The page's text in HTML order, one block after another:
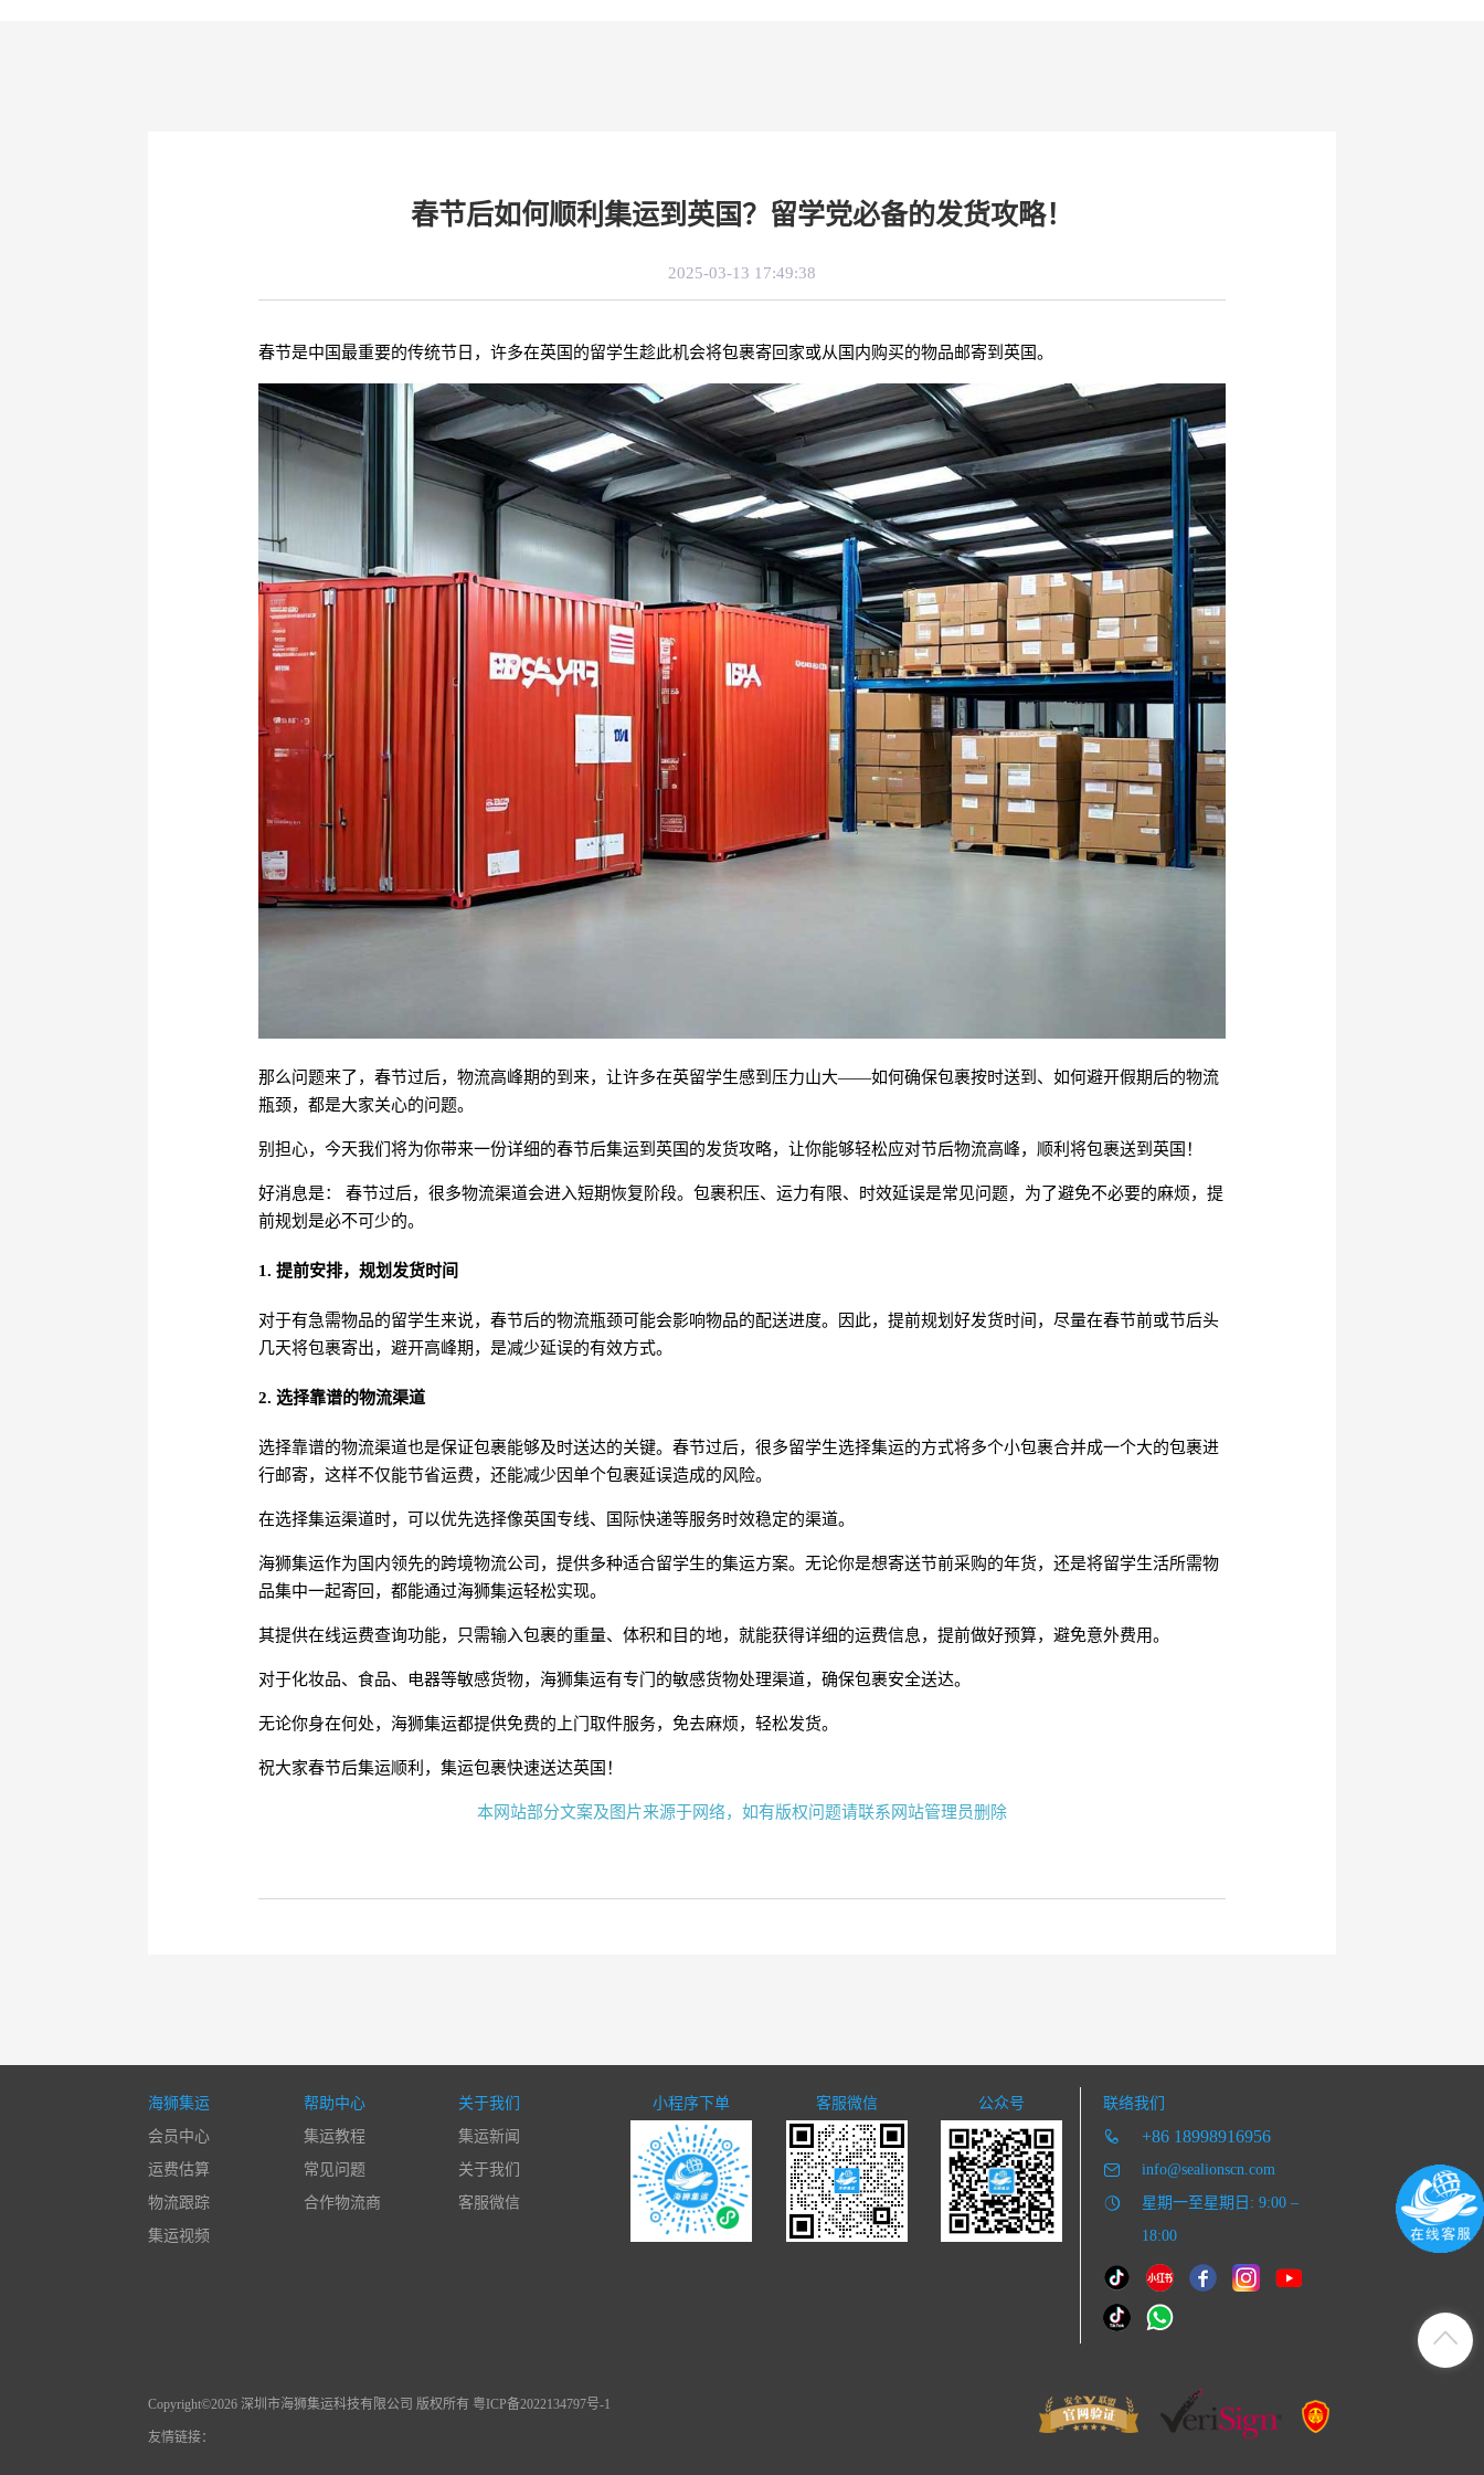
春节后如何顺利集运到英国？留学党必备的发货攻略！
2025-03-13 17:49:38
春节是中国最重要的传统节日，许多在英国的留学生趁此机会将包裹寄回家或从国内购买的物品邮寄到英国。
那么问题来了，春节过后，物流高峰期的到来，让许多在英留学生感到压力山大——如何确保包裹按时送到、如何避开假期后的物流
瓶颈，都是大家关心的问题。
别担心，今天我们将为你带来一份详细的春节后集运到英国的发货攻略，让你能够轻松应对节后物流高峰，顺利将包裹送到英国！
好消息是： 春节过后，很多物流渠道会进入短期恢复阶段。包裹积压、运力有限、时效延误是常见问题，为了避免不必要的麻烦，提
前规划是必不可少的。
1. 提前安排，规划发货时间
对于有急需物品的留学生来说，春节后的物流瓶颈可能会影响物品的配送进度。因此，提前规划好发货时间，尽量在春节前或节后头
几天将包裹寄出，避开高峰期，是减少延误的有效方式。
2. 选择靠谱的物流渠道
选择靠谱的物流渠道也是保证包裹能够及时送达的关键。春节过后，很多留学生选择集运的方式将多个小包裹合并成一个大的包裹进
行邮寄，这样不仅能节省运费，还能减少因单个包裹延误造成的风险。
在选择集运渠道时，可以优先选择像英国专线、国际快递等服务时效稳定的渠道。
海狮集运作为国内领先的跨境物流公司，提供多种适合留学生的集运方案。无论你是想寄送节前采购的年货，还是将留学生活所需物
品集中一起寄回，都能通过海狮集运轻松实现。
其提供在线运费查询功能，只需输入包裹的重量、体积和目的地，就能获得详细的运费信息，提前做好预算，避免意外费用。
对于化妆品、食品、电器等敏感货物，海狮集运有专门的敏感货物处理渠道，确保包裹安全送达。
无论你身在何处，海狮集运都提供免费的上门取件服务，免去麻烦，轻松发货。
祝大家春节后集运顺利，集运包裹快速送达英国！
本网站部分文案及图片来源于网络，如有版权问题请联系网站管理员删除
海狮集运
会员中心
运费估算
物流跟踪
集运视频
帮助中心
集运教程
常见问题
合作物流商
关于我们
集运新闻
关于我们
客服微信
小程序下单 客服微信 公众号 联络我们
+86 18998916956
info@sealionscn.com
星期一至星期日: 9:00 –
18:00
Copyright©2026 深圳市海狮集运科技有限公司 版权所有 粤ICP备2022134797号-1
友情链接：